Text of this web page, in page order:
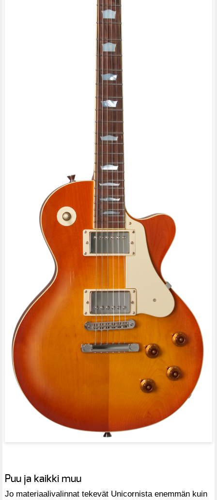
Puu ja kaikki muu
Jo materiaalivalinnat tekevät Unicornista enemmän kuin